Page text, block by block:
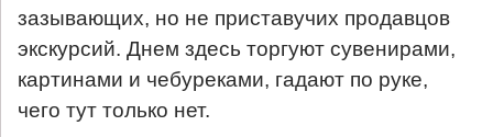
зазывающих, но не приставучих продавцов
экскурсий. Днем здесь торгуют сувенирами,
картинами и чебуреками, гадают по руке,
чего тут только нет.